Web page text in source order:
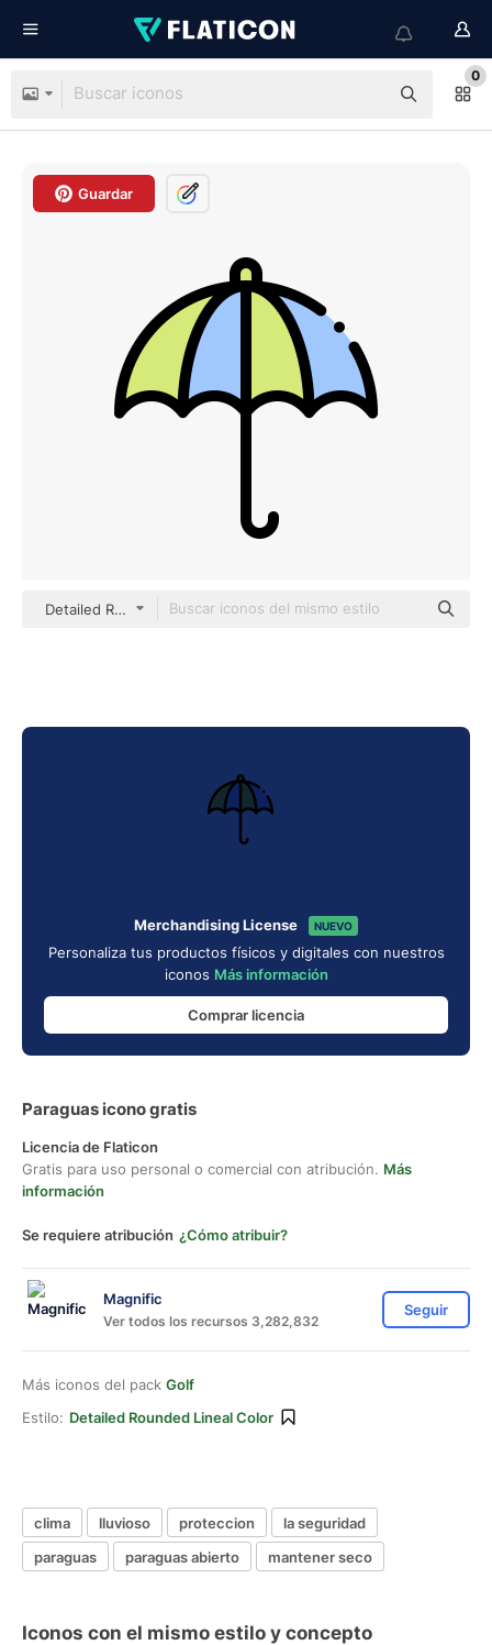
0
Guardar
Detailed Rounded Lineal color
Merchandising License NUEVO
Personaliza tus productos físicos y digitales con nuestros
iconos Más información
Comprar licencia
Paraguas icono gratis
Licencia de Flaticon
Gratis para uso personal o comercial con atribución. Más
información
Se requiere atribución ¿Cómo atribuir?
Magnific
Ver todos los recursos 3,282,832
Seguir
Más iconos del pack Golf
Estilo: Detailed Rounded Lineal Color
clima lluvioso proteccion
la seguridad
paraguas
paraguas abierto mantener seco
Iconos con el mismo estilo y concepto